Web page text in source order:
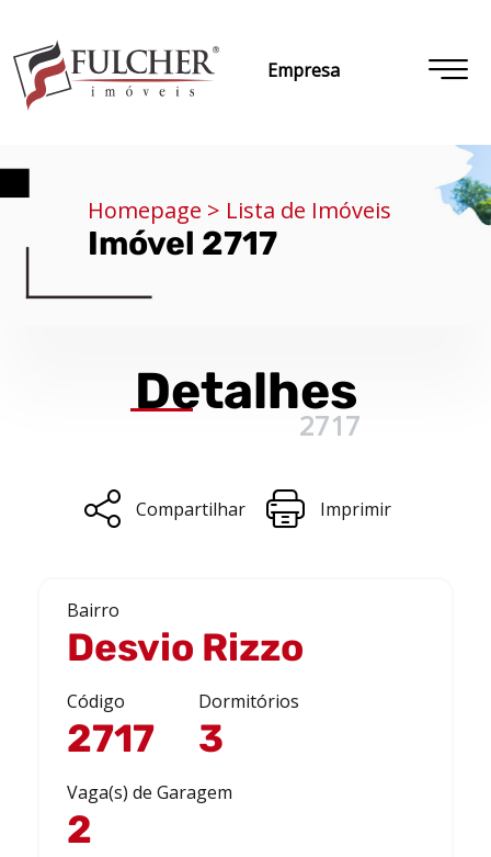
Empresa
Homepage > Lista de Imóveis
Imóvel 2717
Detalhes
2717
Compartilhar Imprimir
Bairro
Desvio Rizzo
Código
2717
Dormitórios
3
Vaga(s) de Garagem
2